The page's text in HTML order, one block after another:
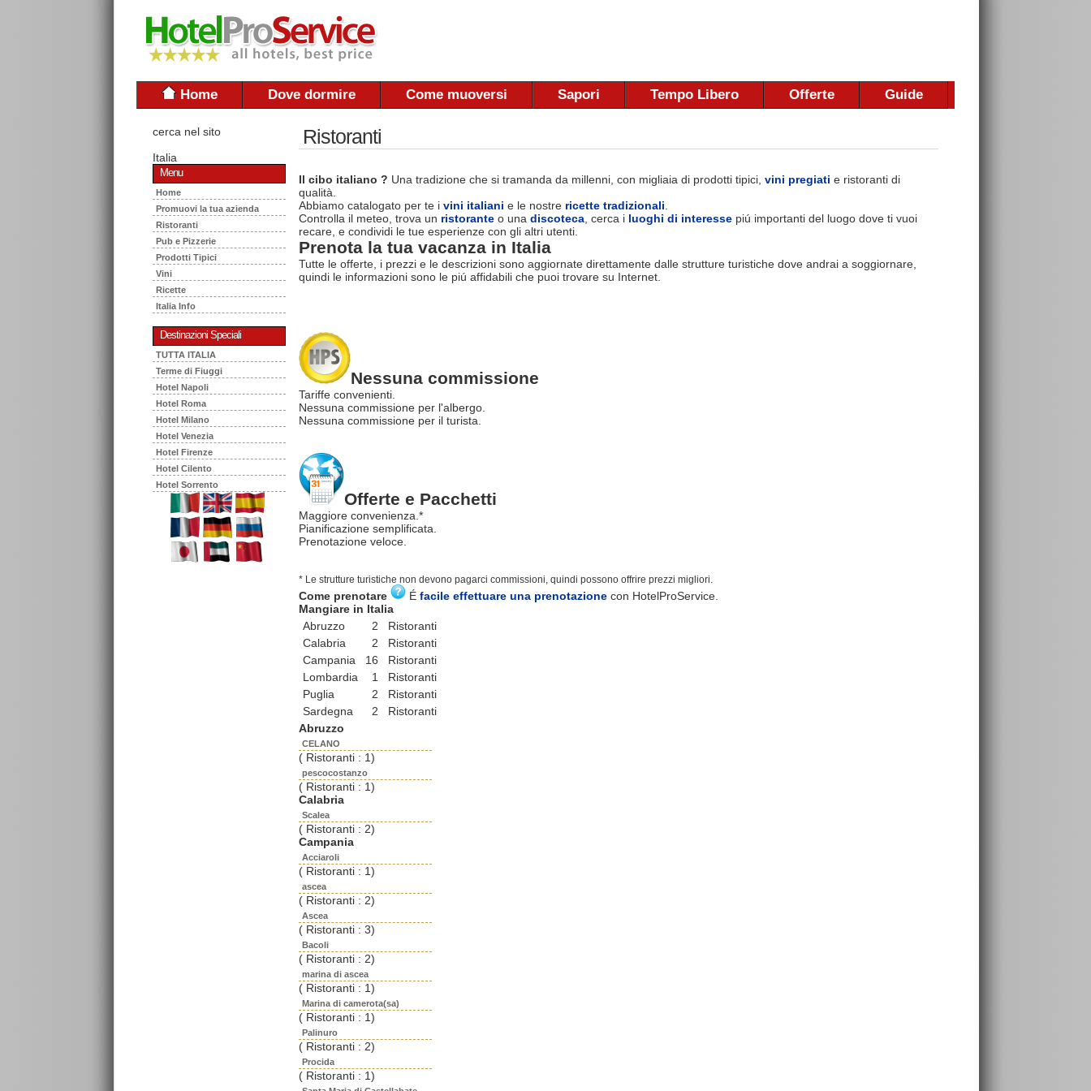
Home Dove dormire Come muoversi Sapori Tempo Libero Offerte Guide
cerca nel sito
Italia
Menu
Home
Promuovi la tua azienda
Ristoranti
Pub e Pizzerie
Prodotti Tipici
Vini
Ricette
Italia Info
Destinazioni Speciali
TUTTA ITALIA
Terme di Fiuggi
Hotel Napoli
Hotel Roma
Hotel Milano
Hotel Venezia
Hotel Firenze
Hotel Cilento
Hotel Sorrento
Ristoranti
Il cibo italiano ? Una tradizione che si tramanda da millenni, con migliaia di prodotti tipici, vini pregiati e ristoranti di
qualità.
Abbiamo catalogato per te i vini italiani e le nostre ricette tradizionali
Controlla il meteo, trova un ristorante o una discoteca , cerca i luoghi di interesse piú importanti del luogo dove ti vuoi
recare, e condividi le tue esperienze con gli altri utenti.
Prenota la tua vacanza in Italia
Tutte le offerte, i prezzi e le descrizioni sono aggiornate direttamente dalle strutture turistiche dove andrai a soggiornare,
quindi le informazioni sono le piú affidabili che puoi trovare su Internet.
Nessuna commissione
Tariffe convenienti.
Nessuna commissione per l'albergo.
Nessuna commissione per il turista.
Offerte e Pacchetti
Maggiore convenienza.*
Pianificazione semplificata.
Prenotazione veloce.
* Le strutture turistiche non devono pagarci commissioni, quindi possono offrire prezzi migliori.
Come prenotare É facile effettuare una prenotazione con HotelProService.
Mangiare in Italia
Abruzzo
2 Ristoranti
Calabria
2 Ristoranti
Campania
16 Ristoranti
Lombardia
1 Ristoranti
Puglia
2 Ristoranti
Sardegna
2 Ristoranti
Abruzzo
CELANO
( Ristoranti : 1)
pescocostanzo
( Ristoranti : 1)
Calabria
Scalea
( Ristoranti : 2)
Campania
Acciaroli
( Ristoranti : 1)
ascea
( Ristoranti : 2)
Ascea
( Ristoranti : 3)
Bacoli
( Ristoranti : 2)
marina di ascea
( Ristoranti : 1)
Marina di camerota(sa)
( Ristoranti : 1)
Palinuro
( Ristoranti : 2)
Procida
( Ristoranti : 1)